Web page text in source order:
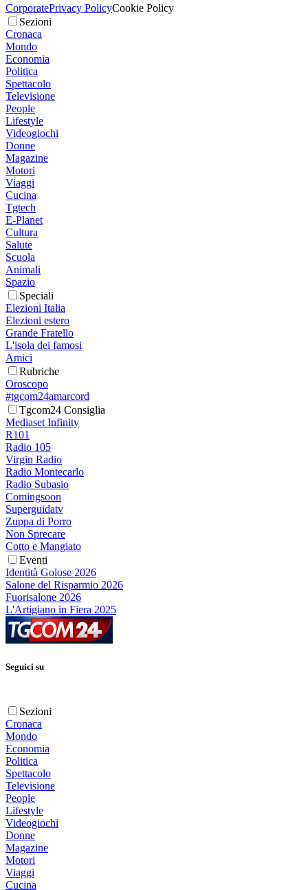
CorporatePrivacy PolicyCookie Policy
Sezioni
Cronaca
Mondo
Economia
Politica
Spettacolo
Televisione
People
Lifestyle
Videogiochi
Donne
Magazine
Motori
Viaggi
Cucina
Tgtech
E-Planet
Cultura
Salute
Scuola
Animali
Spazio
Speciali
Elezioni Italia
Elezioni estero
Grande Fratello
L'isola dei famosi
Amici
Rubriche
Oroscopo
#tgcom24amarcord
Tgcom24 Consiglia
Mediaset Infinity
R101
Radio 105
Virgin Radio
Radio Montecarlo
Radio Subasio
Comingsoon
Superguidatv
Zuppa di Porro
Non Sprecare
Cotto e Mangiato
Eventi
Identità Golose 2026
Salone del Risparmio 2026
Fuorisalone 2026
L'Artigiano in Fiera 2025
Seguici su
Sezioni
Cronaca
Mondo
Economia
Politica
Spettacolo
Televisione
People
Lifestyle
Videogiochi
Donne
Magazine
Motori
Viaggi
Cucina